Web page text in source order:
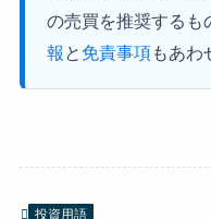
の売買を推奨するも
報 と 免責事項もあわ
投資用語